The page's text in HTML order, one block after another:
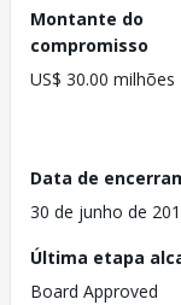
Montante do
compromisso
US$ 30.00 milhões
Data de
30 de junho de
Última etapa
Board Approved